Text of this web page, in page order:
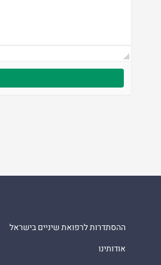
ההסתדרות לרפואת שיניים בישראל
אודותינו